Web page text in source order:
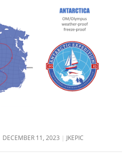
DECEMBER 11, 2023 JKEPIC